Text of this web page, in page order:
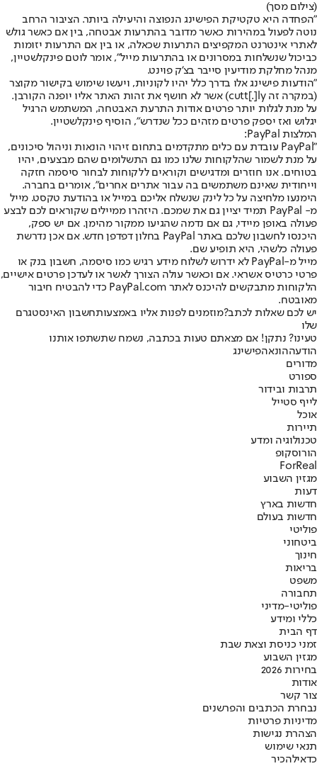
(צילום מסך)
"הפחדה היא טקטיקת הפישינג הנפוצה והיעילה ביותר. הציבור הרחב
נוטה לפעול במהירות כאשר מדובר בהתרעות אבטחה, בין אם כאשר גולש
לאתרי אינטרנט המקפיצים התרעות שכאלה, או בין אם התרעות יזומות
כביכול שנשלחות במסרונים או בהתרעות מייל", אומר לוטם פינקלשטיין,
מנהל מחלקת מודיעין סייבר בצ'ק פוינט.
"הודעות פישינג אלו בדרך כלל יהיו לקוניות, ויעשו שימוש בקישור מקוצר
(במקרה זה cutt[.]ly) אשר לא חושף את זהות האתר אליו יופנה הקורבן.
על מנת לגלות יותר פרטים אודות התרעת האבטחה, המשתמש הרגיל
יגלוש ואז יספק פרטים מזהים ככל שנדרש", הוסיף פינקלשטיין.
המלצות PayPal:
"PayPal עובדת עם כלים מתקדמים בתחום זיהוי הונאות וניהול סיכונים,
על מנת לשמור שהלקוחות שלנו כמו גם התשלומים שהם מבצעים, יהיו
בטוחים. אנו חוזרים ומדגישים וקוראים ללקוחות לבחור סיסמה חזקה
וייחודית שאינם משתמשים בה עבור אתרים אחרים", אומרים בחברה.
הימנעו מלחיצה על כל לינק שנשלח אליכם במייל או בהודעת טקסט. מייל
מ- PayPal תמיד יציין גם את שמכם. היזהרו ממיילים שקוראים לכם לבצע
פעולה באופן מיידי, גם אם נדמה שהגיעו ממקור מהימן. אם יש ספק,
היכנסו לחשבון שלכם באתר PayPal בחלון דפדפן חדש. אם אכן נדרשת
פעולה כלשהי, היא תופיע שם.
מייל מ-PayPal לא ידרוש לשלוח מידע רגיש כמו סיסמה, חשבון בנק או
פרטי כרטיס אשראי. אם וכאשר עולה הצורך לאשר או לעדכן פרטים אישיים,
הלקוחות מתבקשים להיכנס לאתר PayPal.com כדי להבטיח חיבור
מאובטח.
יש לכם שאלות לכתב?מוזמנים לפנות אליו באמצעותחשבון האינסטגרם
שלו
טעינו? נתקן! אם מצאתם טעות בכתבה, נשמח שתשתפו אותנו
הודעההונאהפישינג
מדורים
ספורט
תרבות ובידור
לייף סטייל
אוכל
תיירות
טכנולוגיה ומדע
הורוסקופ
ForReal
מגזין השבוע
דעות
חדשות בארץ
חדשות בעולם
פוליטי
ביטחוני
חינוך
בריאות
משפט
תחבורה
פוליטי-מדיני
כללי ומידע
דף הבית
זמני כניסת וצאת שבת
מגזין השבוע
בחירות 2026
אודות
צור קשר
נבחרת הכתבים והפרשנים
מדיניות פרטיות
הצהרת נגישות
תנאי שימוש
כדאילהכיר